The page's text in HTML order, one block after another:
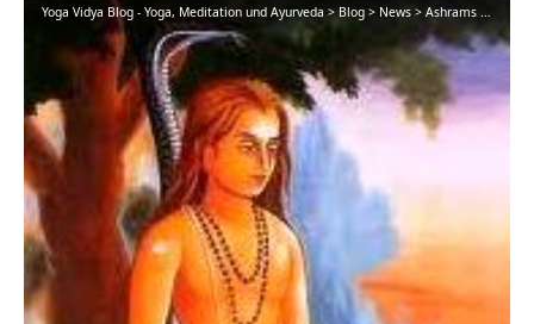
Yoga Vidya Blog - Yoga, Meditation und Ayurveda > Blog > News > Ashrams